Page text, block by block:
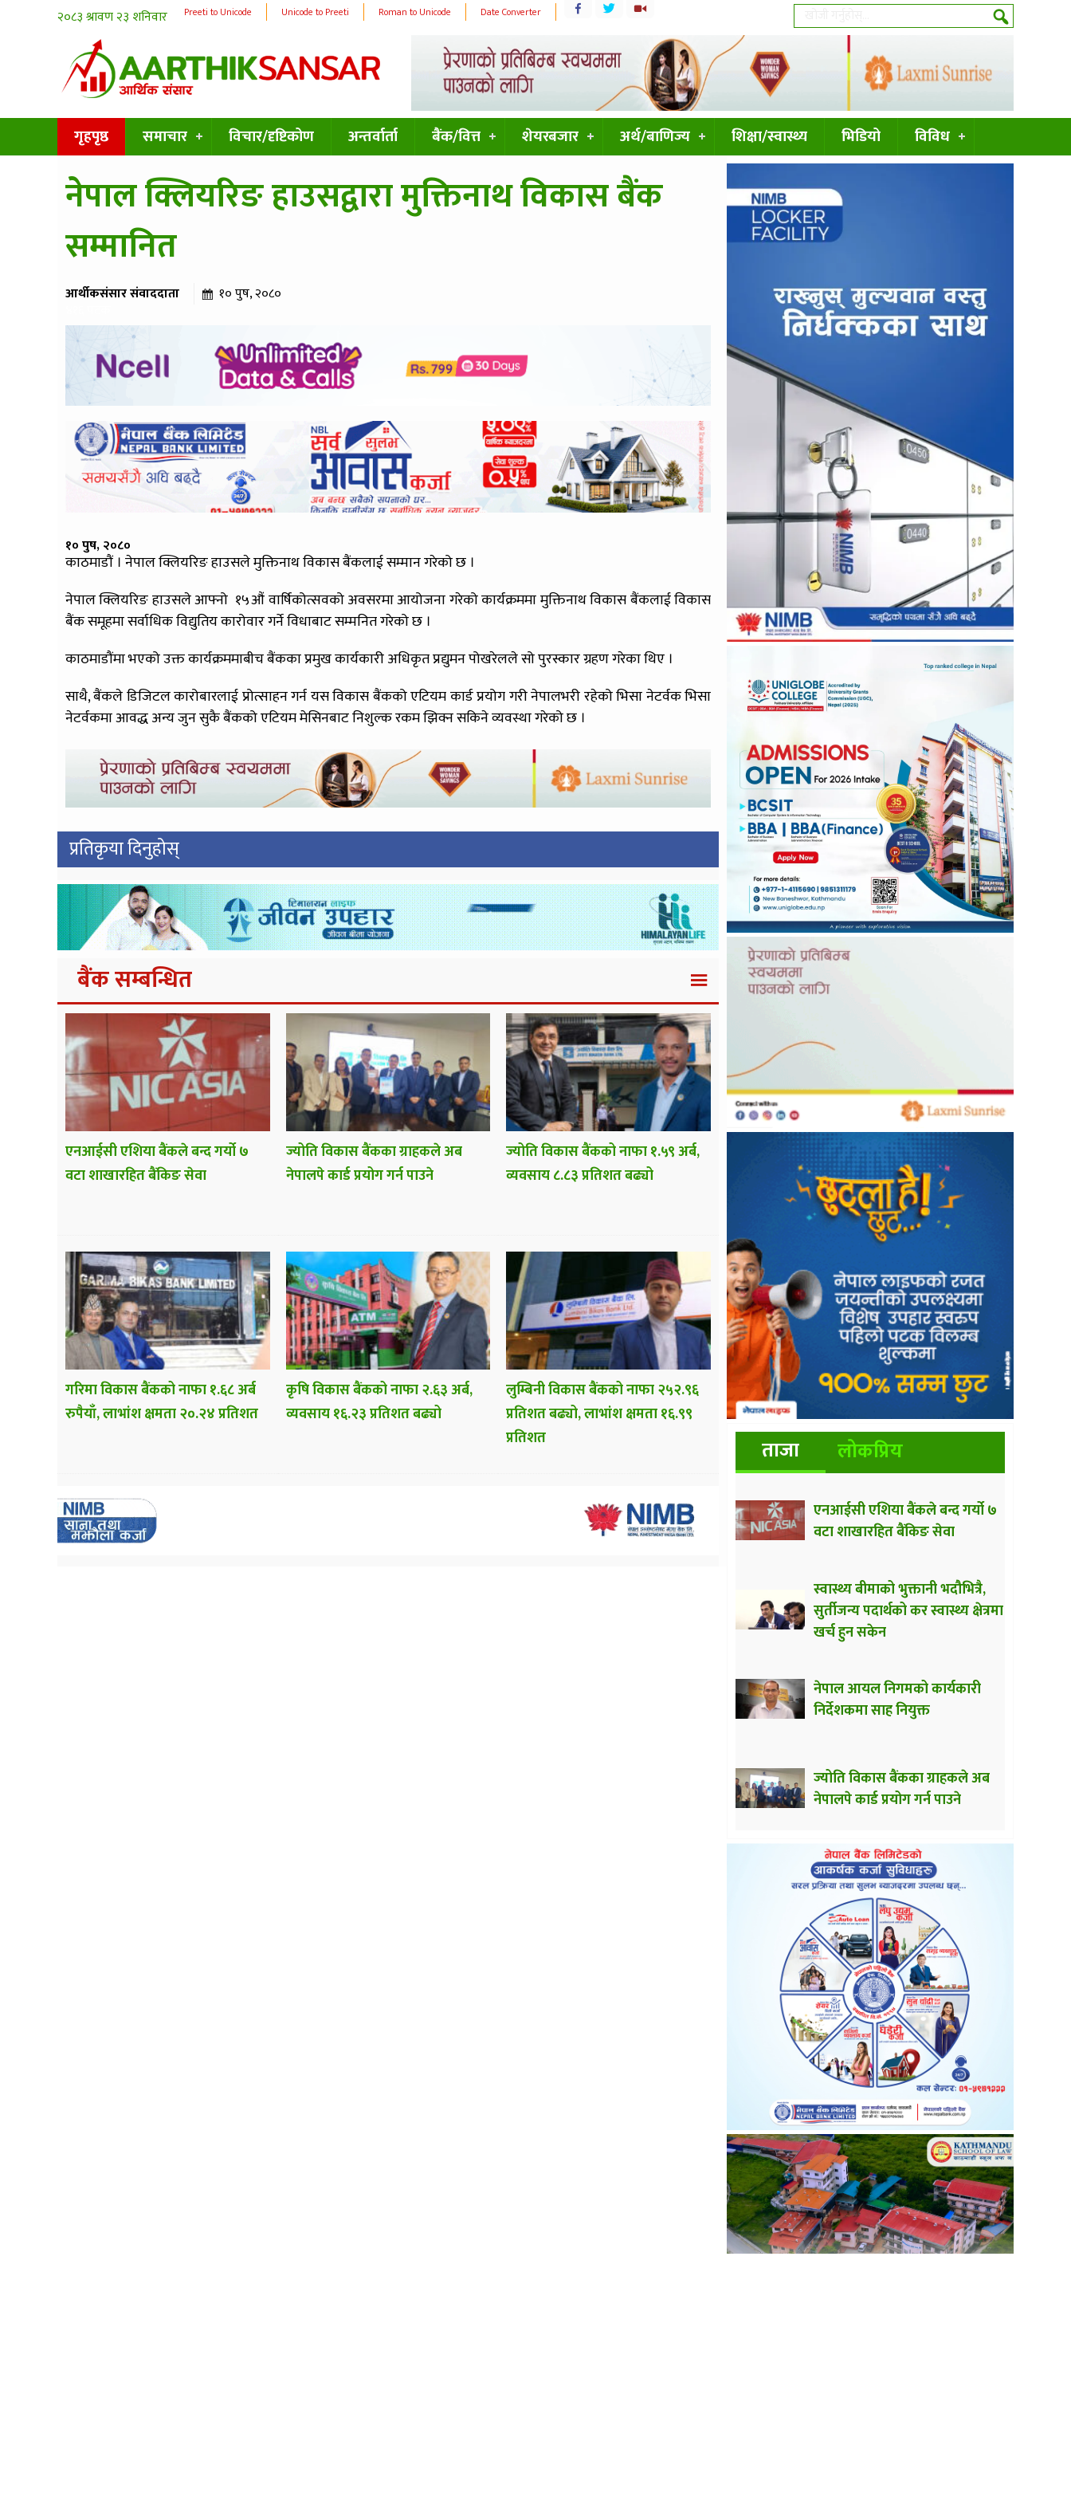
Preeti to Unicode Unicode to Preeti Roman to Unicode Date Converter
गृहपृष्ठ समाचार विचार/दृष्टिकोण अन्तर्वार्ता बैंक/वित्त शेयरबजार अर्थ/बाणिज्य शिक्षा/स्वास्थ्य भिडियो विविध
नेपाल क्लियरिङ हाउसद्वारा मुक्तिनाथ विकास बैंक
सम्मानित
आर्थीकसंसार संवाददाता १० पुष, २०८०
१० पुष, २०८०
काठमाडौं । नेपाल क्लियरिङ हाउसले मुक्तिनाथ विकास बैंकलाई सम्मान गरेको छ ।
नेपाल क्लियरिङ हाउसले आफ्नो १५औं वार्षिकोत्सवको अवसरमा आयोजना गरेको कार्यक्रममा मुक्तिनाथ विकास बैंकलाई विकास
बैंक समूहमा सर्वाधिक विद्युतिय कारोवार गर्ने विधाबाट सम्मनित गरेको छ ।
काठमाडौंमा भएको उक्त कार्यक्रममाबीच बैंकका प्रमुख कार्यकारी अधिकृत प्रद्युमन पोखरेलले सो पुरस्कार ग्रहण गरेका थिए ।
साथै, बैंकले डिजिटल कारोबारलाई प्रोत्साहन गर्न यस विकास बैंकको एटियम कार्ड प्रयोग गरी नेपालभरी रहेको भिसा नेटर्वक भिसा
नेटर्वकमा आवद्ध अन्य जुन सुकै बैंकको एटियम मेसिनबाट निशुल्क रकम झिक्न सकिने व्यवस्था गरेको छ ।
प्रतिकृया दिनुहोस्
बैंक सम्बन्धित
एनआईसी एशिया बैंकले बन्द गर्यो ७
वटा शाखारहित बैंकिङ सेवा
ज्योति विकास बैंकका ग्राहकले अब
नेपालपे कार्ड प्रयोग गर्न पाउने
ज्योति विकास बैंकको नाफा १.५९ अर्ब,
व्यवसाय ८.८३ प्रतिशत बढ्यो
गरिमा विकास बैंकको नाफा १.६८ अर्ब
रुपैयाँ, लाभांश क्षमता २०.२४ प्रतिशत
कृषि विकास बैंकको नाफा २.६३ अर्ब,
व्यवसाय १६.२३ प्रतिशत बढ्यो
लुम्बिनी विकास बैंकको नाफा २५२.९६
प्रतिशत बढ्यो, लाभांश क्षमता १६.९९
प्रतिशत
ताजा लोकप्रिय
एनआईसी एशिया बैंकले बन्द गर्यो ७
वटा शाखारहित बैंकिङ सेवा
स्वास्थ्य बीमाको भुक्तानी भदौभित्रै,
सुर्तीजन्य पदार्थको कर स्वास्थ्य क्षेत्रमा
खर्च हुन सकेन
नेपाल आयल निगमको कार्यकारी
निर्देशकमा साह नियुक्त
ज्योति विकास बैंकका ग्राहकले अब
नेपालपे कार्ड प्रयोग गर्न पाउने